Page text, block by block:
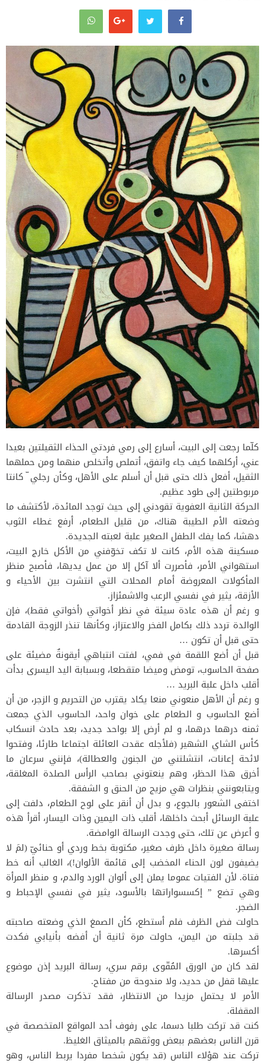
كلّما رجعت إلى البيت، أسارع إلى رمي فردتي الحذاء الثقيلتين بعيدا
عني، أركلهما كيف جاء واتفق، أتملص وأتخلص منهما ومن حملهما
الثقيل، أفعل ذلك حتى قبل أن أسلم على الأهل، وكأن رجلي ّ كانتا
مربوطتين إلى طود عظيم.
الحركة الثانية العفوية تقودني إلى حيث توجد المائدة، لأكتشف ما
وضعته الأم الطيبة هناك، من قليل الطعام، أرفع غطاء الثوب
دهشا، كما يفك الطفل الصغير علبة لعبته الجديدة.
مسكينة هذه الأم، كانت لا تكف تخوّفني من الأكل خارج البيت،
استهواني الأمر، فأصررت ألا آكل إلا من عمل يديها، فأصبح منظر
المأكولات المعروضة أمام المحلات التي انتشرت بين الأحياء و
الأزقة، يثير في نفسي الرعب والاشمئزاز.
و رغم أن هذه عادة سيئة في نظر أخواتي (أخواتي فقط)، فإن
الوالدة تردد ذلك بكامل الفخر والاعتزاز، وكأنها تنذر الزوجة القادمة
حتى قبل أن تكون …
قبل أن أضع اللقمة في فمي، لفتت انتباهي أيقونةٌ مضيئة على
صفحة الحاسوب، تومض وميضا متقطعا، وبسبابة اليد اليسرى بدأت
أقلب داخل علبة البريد …
و رغم أن الأهل منعوني منعا يكاد يقترب من التحريم و الزجر، من أن
أضع الحاسوب و الطعام على خوان واحد، الحاسوب الذي جمعت
ثمنه درهما درهما، و لم أرض إلا بواحد جديد، بعد حادث انسكاب
كأس الشاي الشهير (فلأجله عقدت العائلة اجتماعا طارئا، وفتحوا
لائحة إعانات، انتشلتني من الجنون والعطالة)، فإنني سرعان ما
أخرق هذا الحظر، وهم ينعتوني بصاحب الرأس الصلدة المغلقة،
ويتابعونني بنظرات هي مزيج من الحنق و الشفقة.
اختفى الشعور بالجوع، و بدل أن أنقر على لوح الطعام، دلفت إلى
علبة الرسائل أبحث داخلها، أقلب ذات اليمين وذات اليسار، أقرأ هذه
و أعرض عن تلك، حتى وجدت الرسالة الوامضة.
رسالة صغيرة داخل ظرف صغير، مكتوبة بخط وردي أو حنائيّ (لمَ لا
يضيفون لون الحناء المخضب إلى قائمة الألوان!)، الغالب أنه خط
فتاة. لأن الفتيات عموما يملن إلى ألوان الورد والدم، و منظر المرأة
وهي تضع ” إكسسواراتها بالأسود، يثير في نفسي الإحباط و
الضجر.
حاولت فض الظرف فلم أستطع، كأن الصمغ الذي وضعته صاحبته
قد جلبته من اليمن، حاولت مرة ثانية أن أفضه بأنيابي فكدت
أكسرها.
لقد كان من الورق المُقّوى برقم سري، رسالة البريد إذن موضوع
عليها قفل من حديد، ولا مندوحة من مفتاح.
الأمر لا يحتمل مزيدا من الانتظار، فقد تذكرت مصدر الرسالة
المقفلة.
كنت قد تركت طلبا دسما، على رفوف أحد المواقع المتخصصة في
قرن الناس بعضهم ببعض ووثقهم بالميثاق الغليظ.
تركت عند هؤلاء الناس (قد يكون شخصا مفردا يربط الناس، وهو